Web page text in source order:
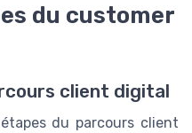
du customer
client digital
du parcours client